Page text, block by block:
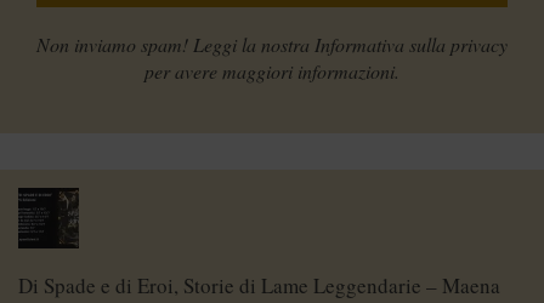
Non inviamo spam! Leggi la nostra Informativa sulla privacy
per avere maggiori informazioni.
Di Spade e di Eroi, Storie di Lame Leggendarie – Maena